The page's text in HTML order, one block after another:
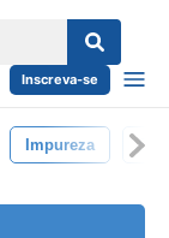
Inscreva-se
Impureza